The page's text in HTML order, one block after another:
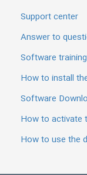
Support center
Answer to
Software
How to install
Software
How to activate
How to use the